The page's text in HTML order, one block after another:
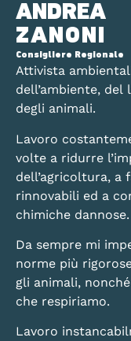
ANDREA
ZANONI
Consigliere Regionale
Attivista
dell’ambiente,
degli animali.
Lavoro
volte a ridurre
dell’agricoltura, a
rinnovabili ed a
chimiche dannose.
Da sempre mi
norme più
gli animali,
che respiriamo.
Lavoro